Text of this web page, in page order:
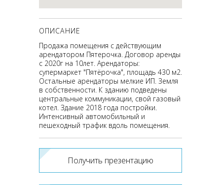
ОПИСАНИЕ
Продажа помещения с действующим
арендатором Пятерочка. Договор аренды
с 2020г на 10лет. Арендаторы:
супермаркет "Пятёрочка", площадь 430 м2.
Остальные арендаторы мелкие ИП. Земля
в собственности. К зданию подведены
центральные коммуникации, свой газовый
котел. Здание 2018 года постройки.
Интенсивный автомобильный и
пешеходный трафик вдоль помещения.
Получить презентацию